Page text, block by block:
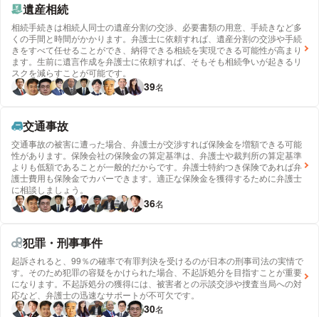
遺産相続
相続手続きは相続人同士の遺産分割の交渉、必要書類の用意、手続きなど多
くの手間と時間がかかります。弁護士に依頼すれば、遺産分割の交渉や手続
きをすべて任せることができ、納得できる相続を実現できる可能性が高まり
ます。生前に遺言作成を弁護士に依頼すれば、そもそも相続争いが起きるリ
スクを減らすことが可能です。
39名
交通事故
交通事故の被害に遭った場合、弁護士が交渉すれば保険金を増額できる可能
性があります。保険会社の保険金の算定基準は、弁護士や裁判所の算定基準
よりも低額であることが一般的だからです。弁護士特約つき保険であれば弁
護士費用も保険金でカバーできます。適正な保険金を獲得するために弁護士
に相談しましょう。
36名
犯罪・刑事事件
起訴されると、99％の確率で有罪判決を受けるのが日本の刑事司法の実情で
す。そのため犯罪の容疑をかけられた場合、不起訴処分を目指すことが重要
になります。不起訴処分の獲得には、被害者との示談交渉や捜査当局への対
応など、弁護士の迅速なサポートが不可欠です。
30名